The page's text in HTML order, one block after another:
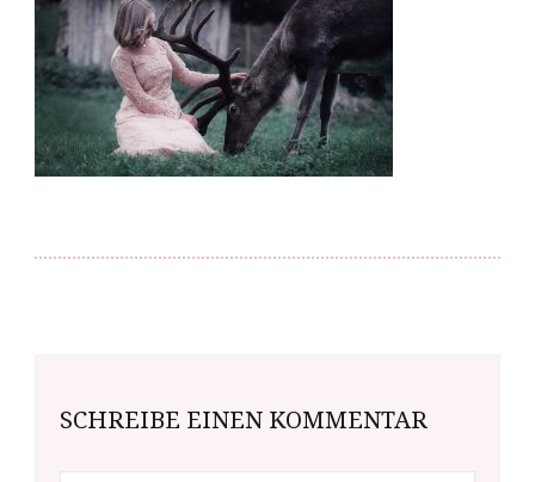
SCHREIBE EINEN KOMMENTAR